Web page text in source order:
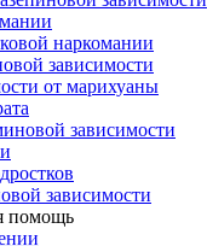
наркомании
зависимости
от марихуаны
зависимости
зависимости
помощь